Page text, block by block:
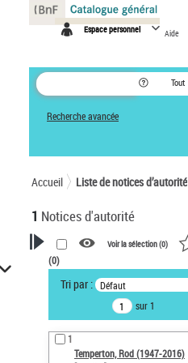
Espace personnel Aide
Tout
Recherche avancée
Accueil Liste de notices d’autorité
1 Notices d'autorité
VOTRE RECHERCHE
Recherche avancée dans les
notices d’autorité
Œuvres liées à l'auteur :
Temperton, Rod (1947-2016)
Voir la sélection (0)
(0)
Tri par : Défaut
sur 1
1
Temperton, Rod (1947-2016)
Panneau de gestion des cookies